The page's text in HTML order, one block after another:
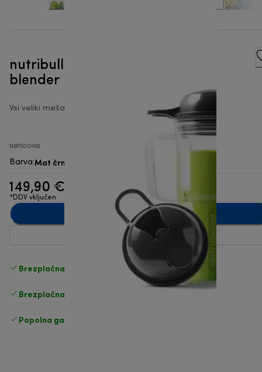
nutribullet® Combo - Namizni
blender
Vsi veliki mešalniki
NBF500MB
Barva:Mat črna
149,90 €
*DDV vključen
Dodaj v košarico
Brezplačna standardna dostava Dostava
Brezplačna vračila
Popolna garancija proizvajalca